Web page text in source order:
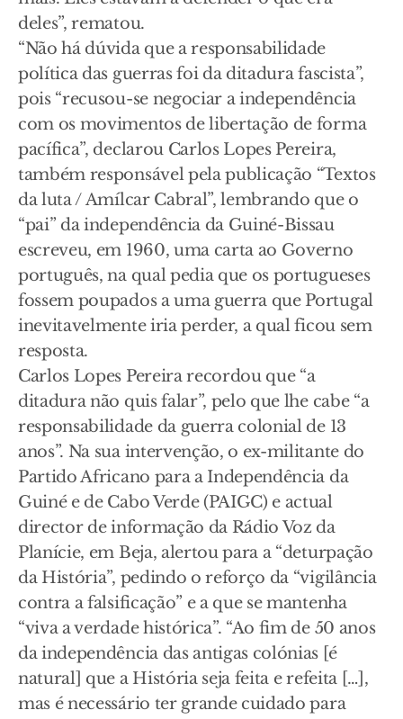
deles”, rematou.
“Não há dúvida que a responsabilidade
política das guerras foi da ditadura fascista”,
pois “recusou-se negociar a independência
com os movimentos de libertação de forma
pacífica”, declarou Carlos Lopes Pereira,
também responsável pela publicação “Textos
da luta / Amílcar Cabral”, lembrando que o
“pai” da independência da Guiné-Bissau
escreveu, em 1960, uma carta ao Governo
português, na qual pedia que os portugueses
fossem poupados a uma guerra que Portugal
inevitavelmente iria perder, a qual ficou sem
resposta.
Carlos Lopes Pereira recordou que “a
ditadura não quis falar”, pelo que lhe cabe “a
responsabilidade da guerra colonial de 13
anos”. Na sua intervenção, o ex-militante do
Partido Africano para a Independência da
Guiné e de Cabo Verde (PAIGC) e actual
director de informação da Rádio Voz da
Planície, em Beja, alertou para a “deturpação
da História”, pedindo o reforço da “vigilância
contra a falsificação” e a que se mantenha
“viva a verdade histórica”. “Ao fim de 50 anos
da independência das antigas colónias [é
natural] que a História seja feita e refeita […],
mas é necessário ter grande cuidado para